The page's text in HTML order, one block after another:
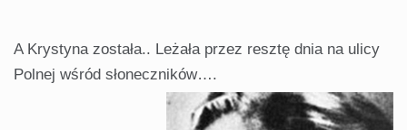
A Krystyna została.. Leżała przez resztę dnia na ulicy
Polnej wśród słoneczników….